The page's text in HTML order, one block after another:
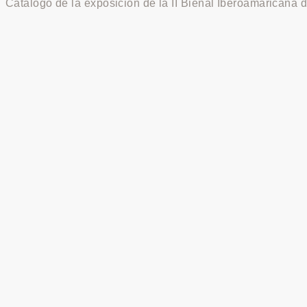
Catálogo de la exposición de la II Bienal Iberoamaricana